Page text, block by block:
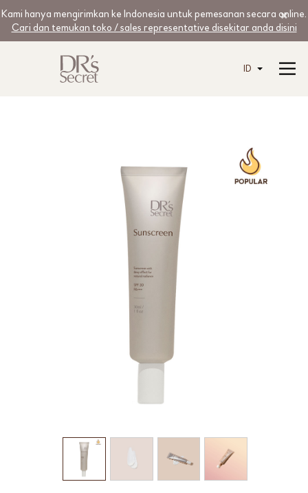
Kami hanya mengirimkan ke Indonesia untuk pemesanan secara online.
Cari dan temukan toko / sales representative disekitar anda disini
ID